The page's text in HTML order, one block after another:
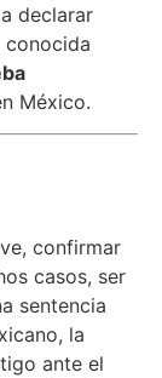
declarar
conocida
México.
confirmar
casos, ser
sentencia
la
ante el